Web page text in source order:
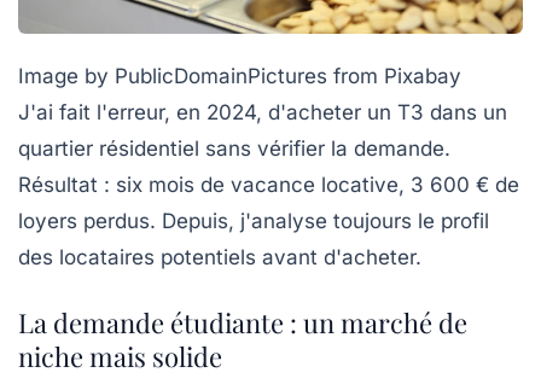
Image by PublicDomainPictures from Pixabay
J'ai fait l'erreur, en 2024, d'acheter un T3 dans un
quartier résidentiel sans vérifier la demande.
Résultat : six mois de vacance locative, 3 600 € de
loyers perdus. Depuis, j'analyse toujours le profil
des locataires potentiels avant d'acheter.
La demande étudiante : un marché de
niche mais solide